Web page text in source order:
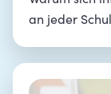
an jeder